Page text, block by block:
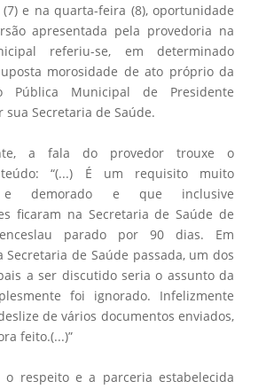
e na quarta-feira (8), oportunidade
apresentada pela provedoria na
referiu-se, em determinado
morosidade de ato próprio da
Pública Municipal de Presidente
sua Secretaria de Saúde.
a fala do provedor trouxe o
“(...) É um requisito muito
e demorado e que inclusive
ficaram na Secretaria de Saúde de
parado por 90 dias. Em
Secretaria de Saúde passada, um dos
a ser discutido seria o assunto da
foi ignorado. Infelizmente
de vários documentos enviados,
feito.(...)”
o respeito e a parceria estabelecida